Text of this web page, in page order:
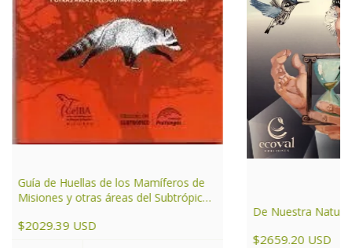
Guía de Huellas de los Mamíferos de
Misiones y otras áreas del Subtrópico
$2029.39 USD
De Nuestra
$2659.20 USD